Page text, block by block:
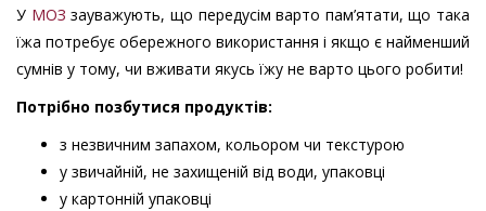
У МОЗ зауважують, що передусім варто пам’ятати, що така
їжа потребує обережного використання і якщо є найменший
сумнів у тому, чи вживати якусь їжу не варто цього робити!
Потрібно позбутися продуктів:
з незвичним запахом, кольором чи текстурою
у звичайній, не захищеній від води, упаковці
у картонній упаковці